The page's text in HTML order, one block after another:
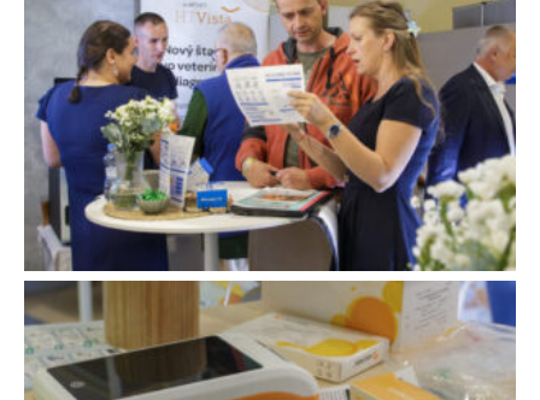
O spoločnosti
Služby
Vzdelávanie